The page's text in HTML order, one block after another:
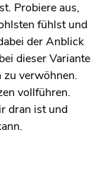
Probiere aus,
fühlst und
der Anblick
dieser Variante
zu verwöhnen.
vollführen.
dran ist und